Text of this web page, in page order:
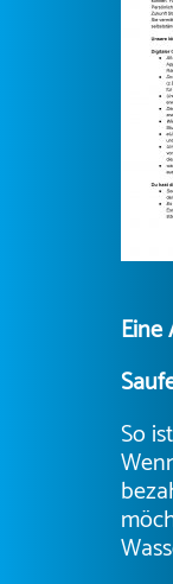
Eine
So